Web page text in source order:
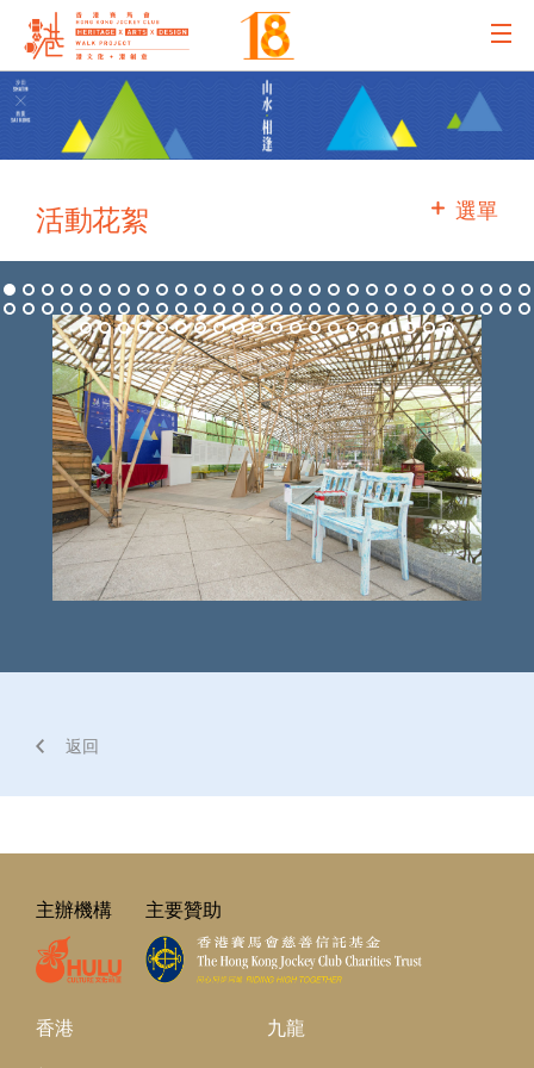
主辦機構
主要贊助
選單
活動花絮
返回
主辦機構 主要贊助
香港 九龍